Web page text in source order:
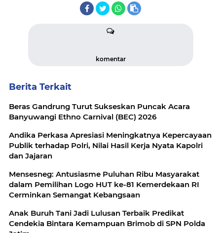
komentar
Berita Terkait
Beras Gandrung Turut Sukseskan Puncak Acara
Banyuwangi Ethno Carnival (BEC) 2026
Andika Perkasa Apresiasi Meningkatnya Kepercayaan
Publik terhadap Polri, Nilai Hasil Kerja Nyata Kapolri
dan Jajaran
Mensesneg: Antusiasme Puluhan Ribu Masyarakat
dalam Pemilihan Logo HUT ke-81 Kemerdekaan RI
Cerminkan Semangat Kebangsaan
Anak Buruh Tani Jadi Lulusan Terbaik Predikat
Cendekia Bintara Kemampuan Brimob di SPN Polda